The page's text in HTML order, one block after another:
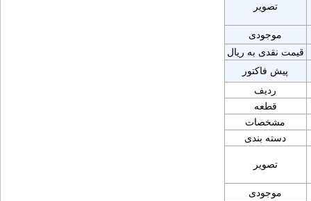
تصویر
موجودی
قیمت نقدی به ریال
پیش فاکتور
ردیف
قطعه
مشخصات
دسته بندی
تصویر
موجودی